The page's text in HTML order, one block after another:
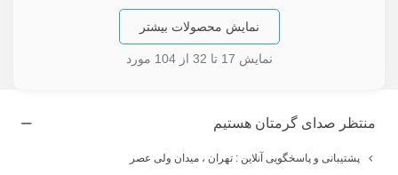
نمایش محصولات بیشتر
نمایش 17 تا 32 از 104 مورد
منتظر صدای گرمتان هستیم
پشتیبانی و پاسخگویی آنلاین : تهران ، میدان ولی عصر